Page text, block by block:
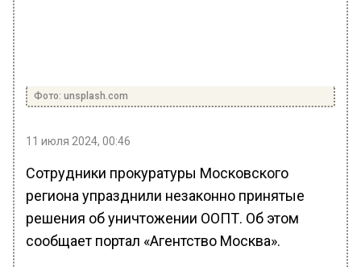
Фото: unsplash.com
11 июля 2024, 00:46
Сотрудники прокуратуры Московского
региона упразднили незаконно принятые
решения об уничтожении ООПТ. Об этом
сообщает портал «Агентство Москва».